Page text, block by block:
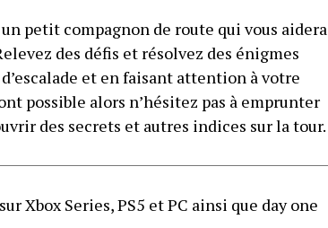
petit compagnon de route qui vous aidera
des défis et résolvez des énigmes
et en faisant attention à votre
possible alors n’hésitez pas à emprunter
des secrets et autres indices sur la tour.
Xbox Series, PS5 et PC ainsi que day one